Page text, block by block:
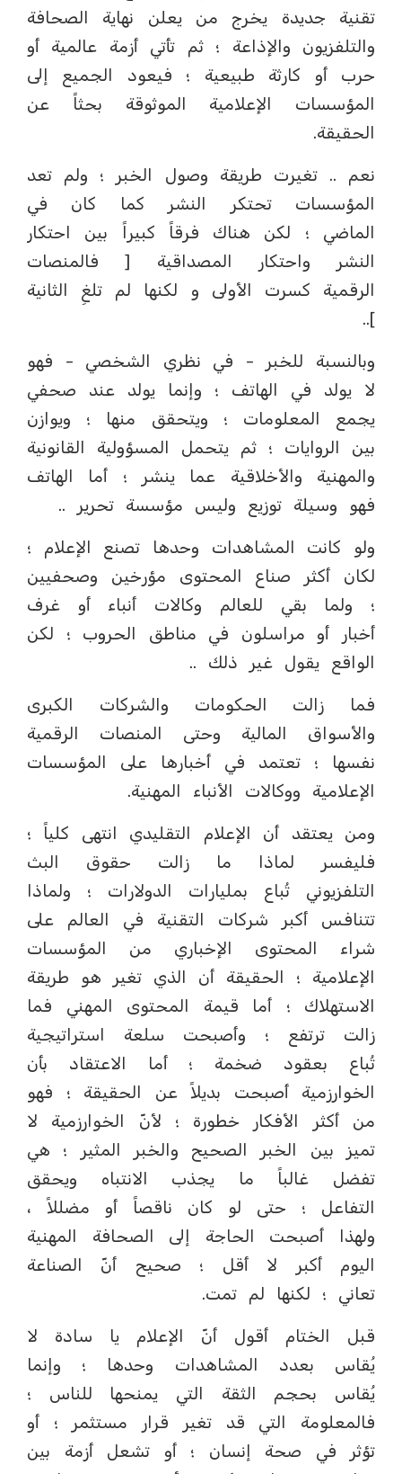
تقنية جديدة يخرج من يعلن نهاية الصحافة
والتلفزيون والإذاعة ؛ ثم تأتي أزمة عالمية أو
حرب أو كارثة طبيعية ؛ فيعود الجميع إلى
المؤسسات الإعلامية الموثوقة بحثاً عن
الحقيقة.
‏نعم .. تغيرت طريقة وصول الخبر ؛ ولم تعد
المؤسسات تحتكر النشر كما كان في
الماضي ؛ لكن هناك فرقاً كبيراً بين احتكار
النشر واحتكار المصداقية [ فالمنصات
الرقمية كسرت الأولى و لكنها لم تلغِ الثانية
]..
‏وبالنسبة للخبر - في نظري الشخصي - فهو
لا يولد في الهاتف ؛ وإنما يولد عند صحفي
يجمع المعلومات ؛ ويتحقق منها ؛ ويوازن
بين الروايات ؛ ثم يتحمل المسؤولية القانونية
والمهنية والأخلاقية عما ينشر ؛ أما الهاتف
فهو وسيلة توزيع وليس مؤسسة تحرير ..
‏ولو كانت المشاهدات وحدها تصنع الإعلام ؛
لكان أكثر صناع المحتوى مؤرخين وصحفيين
؛ ولما بقي للعالم وكالات أنباء أو غرف
أخبار أو مراسلون في مناطق الحروب ؛ لكن
الواقع يقول غير ذلك ..
‏فما زالت الحكومات والشركات الكبرى
والأسواق المالية وحتى المنصات الرقمية
نفسها ؛ تعتمد في أخبارها على المؤسسات
الإعلامية ووكالات الأنباء المهنية.
‏ومن يعتقد أن الإعلام التقليدي انتهى كلياً ؛
فليفسر لماذا ما زالت حقوق البث
التلفزيوني تُباع بمليارات الدولارات ؛ ولماذا
تتنافس أكبر شركات التقنية في العالم على
شراء المحتوى الإخباري من المؤسسات
الإعلامية ؛ الحقيقة أن الذي تغير هو طريقة
الاستهلاك ؛ أما قيمة المحتوى المهني فما
زالت ترتفع ؛ وأصبحت سلعة استراتيجية
تُباع بعقود ضخمة ؛ أما الاعتقاد بأن
الخوارزمية أصبحت بديلاً عن الحقيقة ؛ فهو
من أكثر الأفكار خطورة ؛ لأنّ الخوارزمية لا
تميز بين الخبر الصحيح والخبر المثير ؛ هي
تفضل غالباً ما يجذب الانتباه ويحقق
التفاعل ؛ حتى لو كان ناقصاً أو مضللاً ،
ولهذا أصبحت الحاجة إلى الصحافة المهنية
اليوم أكبر لا أقل ؛ صحيح أنّ الصناعة
تعاني ؛ لكنها لم تمت.
‏قبل الختام أقول أنّ الإعلام يا سادة لا
يُقاس بعدد المشاهدات وحدها ؛ وإنما
يُقاس بحجم الثقة التي يمنحها للناس ؛
فالمعلومة التي قد تغير قرار مستثمر ؛ أو
تؤثر في صحة إنسان ؛ أو تشعل أزمة بين